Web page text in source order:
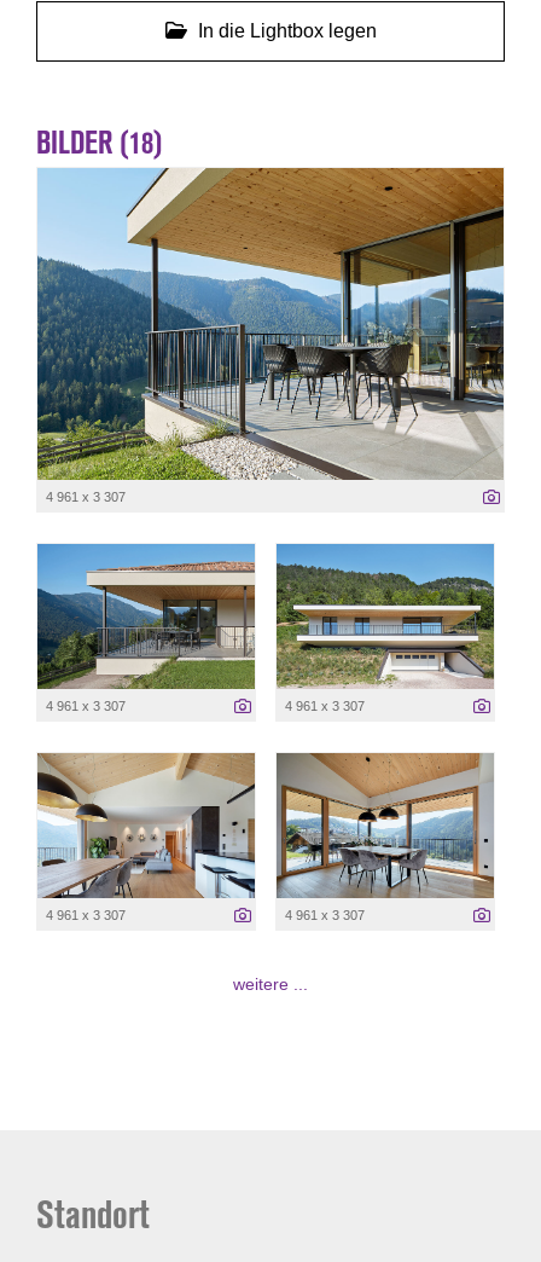
In die Lightbox legen
BILDER (18)
4 961 x 3 307
4 961 x 3 307 4 961 x 3 307
4 961 x 3 307 4 961 x 3 307
weitere ...
Standort